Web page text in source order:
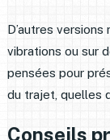
D’autres
vibrations ou sur
pensées pour
du trajet, quelles
Conseils